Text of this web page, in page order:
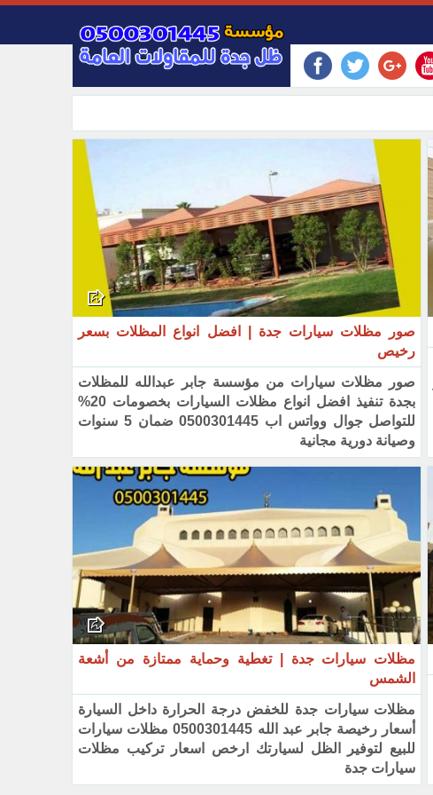
صور مظلات سيارات جدة | افضل انواع المظلات بسعر
رخيص‏
صور مظلات سيارات من مؤسسة جابر عبدالله للمظلات
بجدة تنفيذ افضل انواع مظلات السيارات بخصومات 20%
‏للتواصل جوال وواتس اب 0500301445 ضمان 5 سنوات
وصيانة دورية مجانية
مظلات سيارات جدة | تغطية وحماية ممتازة من أشعة
الشمس
مظلات سيارات جدة للخفض درجة الحرارة داخل السيارة
أسعار رخيصة جابر عبد ‏الله 0500301445 مظلات ‏سيارات
‏للبيع لتوفير الظل لسيارتك ارخص اسعار تركيب مظلات
سيارات جدة